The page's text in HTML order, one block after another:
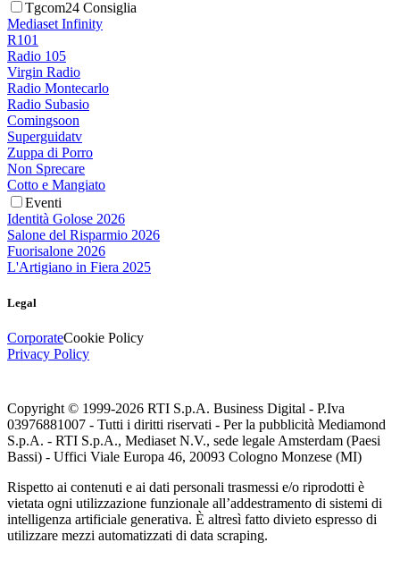
Tgcom24 Consiglia
Mediaset Infinity
R101
Radio 105
Virgin Radio
Radio Montecarlo
Radio Subasio
Comingsoon
Superguidatv
Zuppa di Porro
Non Sprecare
Cotto e Mangiato
Eventi
Identità Golose 2026
Salone del Risparmio 2026
Fuorisalone 2026
L'Artigiano in Fiera 2025
Legal
CorporateCookie Policy
Privacy Policy
Copyright © 1999-2026 RTI S.p.A. Business Digital - P.Iva
03976881007 - Tutti i diritti riservati - Per la pubblicità Mediamond
S.p.A. - RTI S.p.A., Mediaset N.V., sede legale Amsterdam (Paesi
Bassi) - Uffici Viale Europa 46, 20093 Cologno Monzese (MI)
Rispetto ai contenuti e ai dati personali trasmessi e/o riprodotti è
vietata ogni utilizzazione funzionale all’addestramento di sistemi di
intelligenza artificiale generativa. È altresì fatto divieto espresso di
utilizzare mezzi automatizzati di data scraping.